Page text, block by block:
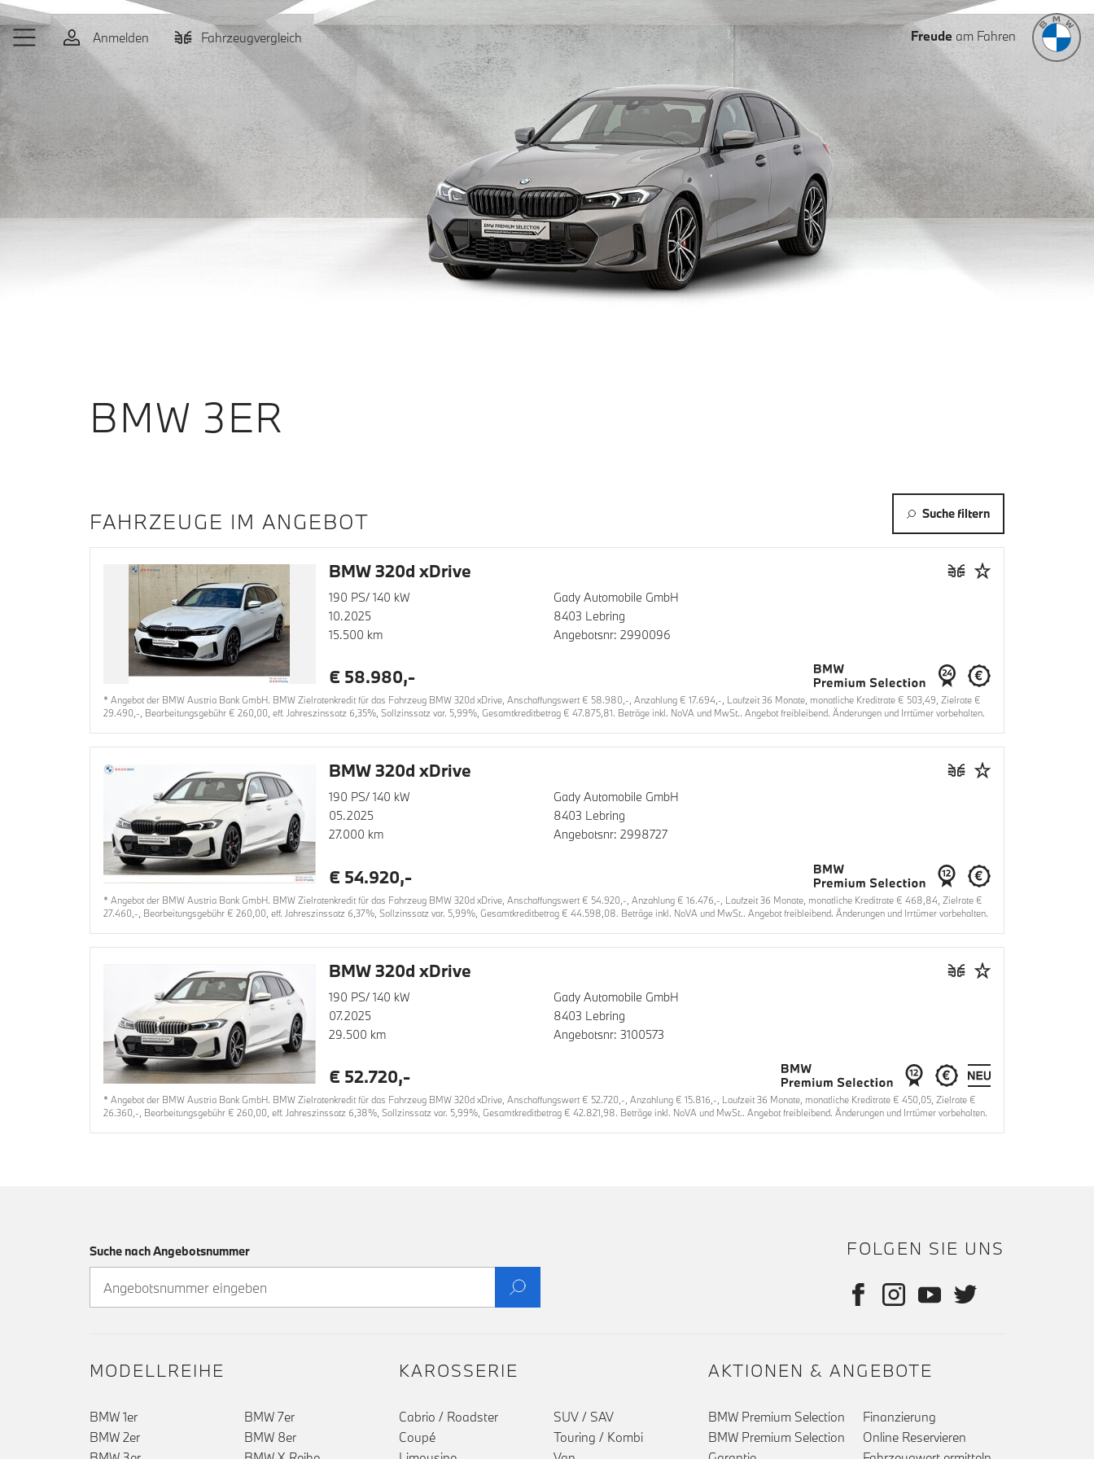
Zum Hauptinhalt springen
Anmelden
Fahrzeugvergleich Freude am Fahren
BMW 3ER
FAHRZEUGE IM ANGEBOT Suche filtern
BMW 320d xDrive
190 PS/ 140 kW
10.2025
15.500 km
Gady Automobile GmbH
8403 Lebring
Angebotsnr: 2990096
€ 58.980,-
* Angebot der BMW Austria Bank GmbH. BMW Zielratenkredit für das Fahrzeug BMW 320d xDrive, Anschaffungswert € 58.980,-, Anzahlung € 17.694,-, Laufzeit 36 Monate, monatliche Kreditrate € 503,49, Zielrate €
29.490,-, Bearbeitungsgebühr € 260,00, eff. Jahreszinssatz 6,35%, Sollzinssatz var. 5,99%, Gesamtkreditbetrag € 47.875,81. Beträge inkl. NoVA und MwSt.. Angebot freibleibend. Änderungen und Irrtümer vorbehalten.
BMW 320d xDrive
190 PS/ 140 kW
05.2025
27.000 km
Gady Automobile GmbH
8403 Lebring
Angebotsnr: 2998727
€ 54.920,-
* Angebot der BMW Austria Bank GmbH. BMW Zielratenkredit für das Fahrzeug BMW 320d xDrive, Anschaffungswert € 54.920,-, Anzahlung € 16.476,-, Laufzeit 36 Monate, monatliche Kreditrate € 468,84, Zielrate €
27.460,-, Bearbeitungsgebühr € 260,00, eff. Jahreszinssatz 6,37%, Sollzinssatz var. 5,99%, Gesamtkreditbetrag € 44.598,08. Beträge inkl. NoVA und MwSt.. Angebot freibleibend. Änderungen und Irrtümer vorbehalten.
BMW 320d xDrive
190 PS/ 140 kW
07.2025
29.500 km
Gady Automobile GmbH
8403 Lebring
Angebotsnr: 3100573
€ 52.720,-
* Angebot der BMW Austria Bank GmbH. BMW Zielratenkredit für das Fahrzeug BMW 320d xDrive, Anschaffungswert € 52.720,-, Anzahlung € 15.816,-, Laufzeit 36 Monate, monatliche Kreditrate € 450,05, Zielrate €
26.360,-, Bearbeitungsgebühr € 260,00, eff. Jahreszinssatz 6,38%, Sollzinssatz var. 5,99%, Gesamtkreditbetrag € 42.821,98. Beträge inkl. NoVA und MwSt.. Angebot freibleibend. Änderungen und Irrtümer vorbehalten.
Suche nach Angebotsnummer FOLGEN SIE UNS
MODELLREIHE
BMW 1er
BMW 2er
BMW 7er
BMW 8er
KAROSSERIE
Cabrio / Roadster
Coupé
SUV / SAV
Touring / Kombi
AKTIONEN & ANGEBOTE
BMW Premium Selection
BMW Premium Selection
Finanzierung
Online Reservieren